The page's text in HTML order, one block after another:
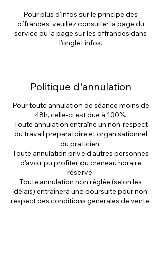
Pour plus d'infos sur le principe des
offrandes, veuillez consulter la page du
service ou la page sur les offrandes dans
l'onglet infos.
Politique d'annulation
Pour toute annulation de séance moins de
48h, celle-ci est due à 100%.
Toute annulation entraîne un non-respect
du travail préparatoire et organisationnel
du praticien.
Toute annulation prive d'autres personnes
d'avoir pu profiter du créneau horaire
réservé.
Toute annulation non réglée (selon les
délais) entraînera une poursuite pour non
respect des conditions générales de vente.